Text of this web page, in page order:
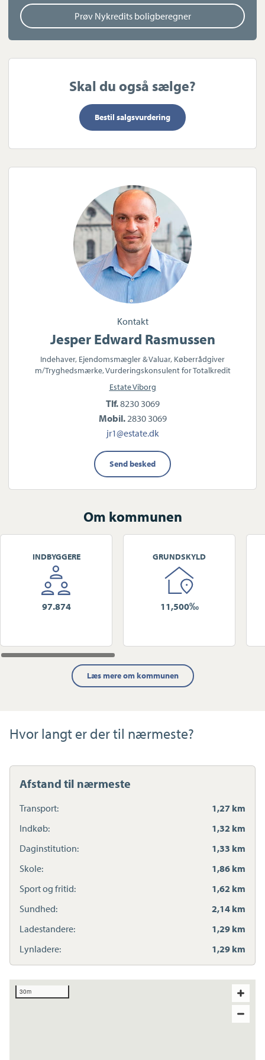
Prøv Nykredits boligberegner
Skal du også sælge?
Bestil salgsvurdering
Kontakt
Jesper Edward Rasmussen
Indehaver, Ejendomsmægler & Valuar, Køberrådgiver
m/Tryghedsmærke, Vurderingskonsulent for Totalkredit
Estate Viborg
Tlf.8230 3069
Mobil.2830 3069
jr1@estate.dk
Send besked
Om kommunen
INDBYGGERE
97.874
GRUNDSKYLD
11,500‰
Læs mere om kommunen
Hvor langt er der til nærmeste?
Afstand til nærmeste
Transport:
1,27 km
Indkøb:
1,32 km
Daginstitution:
1,33 km
Skole:
1,86 km
Sport og fritid:
1,62 km
Sundhed:
2,14 km
Ladestandere:
1,29 km
Lynladere:
1,29 km
30m